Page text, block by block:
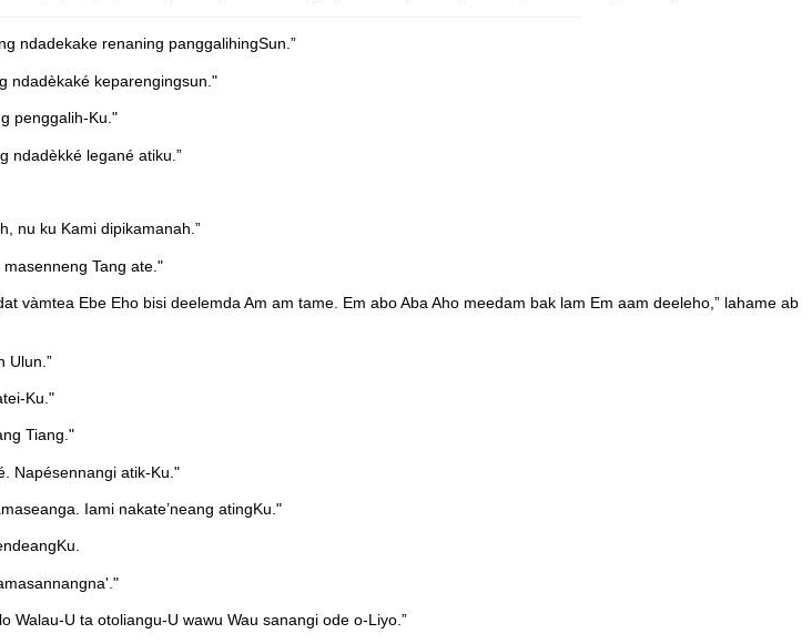
ndadekake renaning panggalihingSun.”
ndadèkaké keparengingsun."
penggalih-Ku."
ndadèkké legané atiku.”
nu ku Kami dipikamanah.”
Tang ate."
vàmtea Ebe Eho bisi deelemda Am am tame. Em abo Aba Aho meedam bak lam Em aam deeleho,” lahame ab
Ulun.”
Ku."
Tiang."
Napésennangi atik-Ku."
Iami nakate’neang atingKu."
Walau-U ta otoliangu-U wawu Wau sanangi ode o-Liyo.”